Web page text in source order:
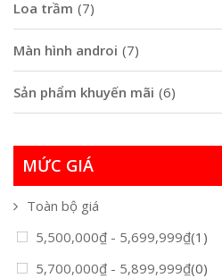
Loa trầm (7)
Màn hình androi (7)
Sản phẩm khuyến mãi (6)
MỨC GIÁ
Toàn bộ giá
5,500,000₫ - 5,699,999₫(1)
5,700,000₫ - 5,899,999₫(0)